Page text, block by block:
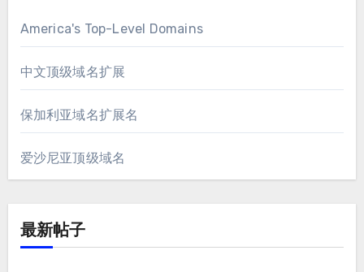
America's Top-Level Domains
中文顶级域名扩展
保加利亚域名扩展名
爱沙尼亚顶级域名
最新帖子